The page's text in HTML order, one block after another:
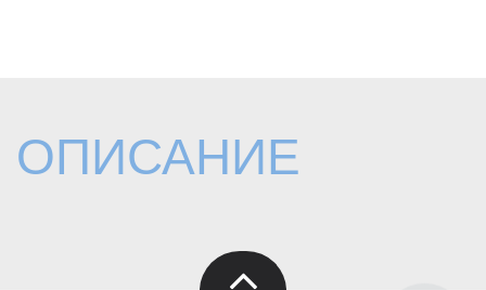
ОПИСАНИЕ